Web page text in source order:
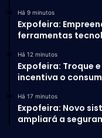
Há 9 minutos
Expofeira:
ferramentas
Há 12 minutos
Expofeira: Troque
incentiva o
Há 17 minutos
Expofeira: Novo
ampliará a